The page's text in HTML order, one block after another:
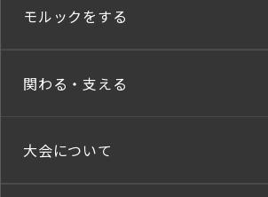
モルックをする
関わる・支える
大会について